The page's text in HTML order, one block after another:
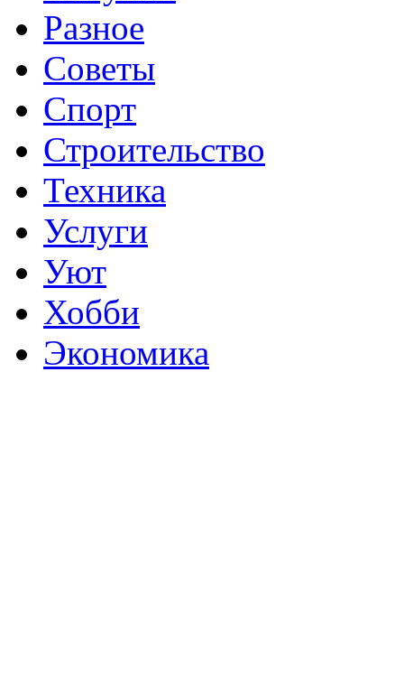
Разное
Советы
Спорт
Строительство
Техника
Услуги
Уют
Хобби
Экономика